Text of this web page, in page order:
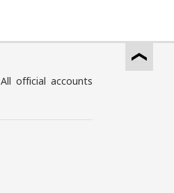
All official accounts